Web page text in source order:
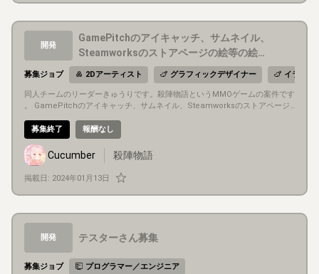
開発
GamePitchのアイキャッチ、サムネイル、
Steamworksのストアページの絵等の絵さ
ん急募
募集ジョブ 2Dアーティスト グラフィックデザイナー イラスト
同人チームのリーダーきゅうりです。殺陣物語というMMOゲームの案件です
。 GamePitchのアイキャッチ、サムネイル、Steamworksのストアページ
OSビルドをしてから、SteamPlaytestを本製品に 移植する作業をしますが
、そのあとに、できればクローズドベータをしたいと思います。 急募ではあ
りますが、締め切りを設けるつもりはございません。よろしくお願いします
。
募集終了 報酬なし
Cucumber 殺陣物語
掲載日: 2024年01月13日
開発 テスターさん募集
募集ジョブ プログラマー／エンジニア